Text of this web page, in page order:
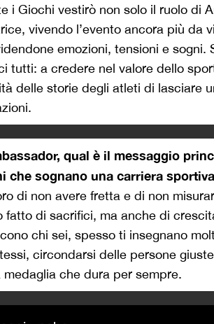
i Giochi vestirò non solo il ruolo di
vivendo l’evento ancora più da
emozioni, tensioni e
tutti: a credere nel valore dello
delle storie degli atleti di lasciare
qual è il messaggio
che sognano una carriera
di non avere fretta e di non
fatto di sacrifici, ma anche di
chi sei, spesso ti insegnano
circondarsi delle persone
medaglia che dura per sempre.